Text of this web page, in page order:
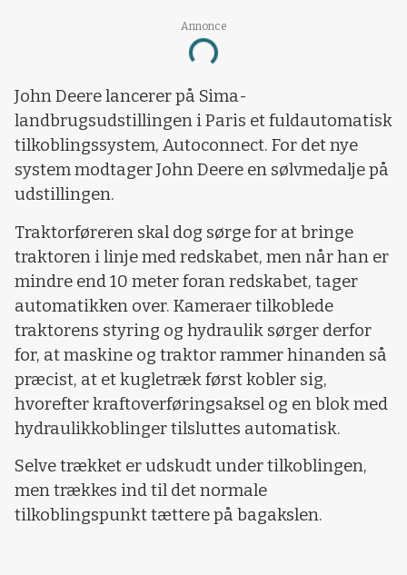
Annonce
Loading...
John Deere lancerer på Sima-
landbrugsudstillingen i Paris et fuldautomatisk
tilkoblingssystem, Autoconnect. For det nye
system modtager John Deere en sølvmedalje på
udstillingen.
Traktorføreren skal dog sørge for at bringe
traktoren i linje med redskabet, men når han er
mindre end 10 meter foran redskabet, tager
automatikken over. Kameraer tilkoblede
traktorens styring og hydraulik sørger derfor
for, at maskine og traktor rammer hinanden så
præcist, at et kugletræk først kobler sig,
hvorefter kraftoverføringsaksel og en blok med
hydraulikkoblinger tilsluttes automatisk.
Selve trækket er udskudt under tilkoblingen,
men trækkes ind til det normale
tilkoblingspunkt tættere på bagakslen.